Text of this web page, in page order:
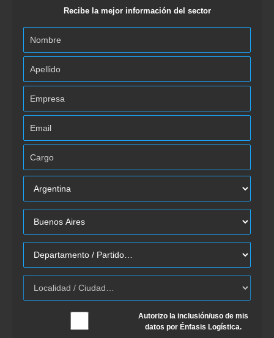
Recibe la mejor información del sector
Autorizo la inclusión/uso de mis
datos por Énfasis Logística.